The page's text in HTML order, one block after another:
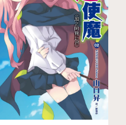
名，
》接受了採訪。